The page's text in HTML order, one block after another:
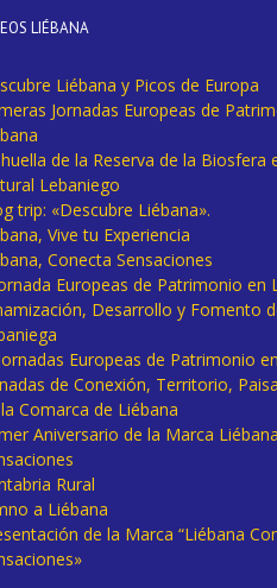
LIÉBANA
Liébana y Picos de Europa
Jornadas Europeas de
de la Reserva de la Biosfera
Lebaniego
trip: «Descubre Liébana».
Vive tu Experiencia
Conecta Sensaciones
Europeas de Patrimonio en
Desarrollo y Fomento
Europeas de Patrimonio
de Conexión, Territorio,
Comarca de Liébana
Aniversario de la Marca
Rural
a Liébana
de la Marca “Liébana